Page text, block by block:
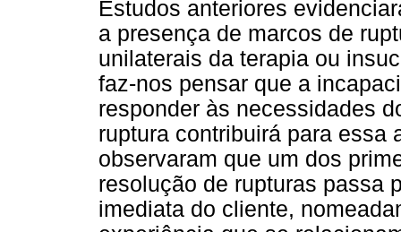
Estudos anteriores
a presença de marcos de
unilaterais da terapia ou
faz-nos pensar que a
responder às necessidades
ruptura contribuirá para essa
observaram que um dos
resolução de rupturas passa
imediata do cliente,